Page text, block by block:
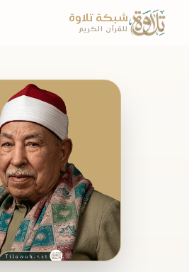
شبكة تلاوة
للقرآن الكريم